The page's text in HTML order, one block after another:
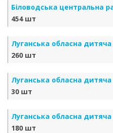
Біловодська центральна
454 шт
Луганська обласна дитяча
260 шт
Луганська обласна дитяча
30 шт
Луганська обласна дитяча
180 шт